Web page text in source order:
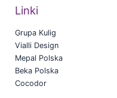
Linki
Grupa Kulig
Vialli Design
Mepal Polska
Beka Polska
Cocodor